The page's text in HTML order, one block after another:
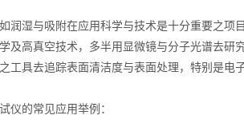
湿与吸附在应用科学与技术是十分重要之项
及高真空技术，多半用显微镜与分子光谱去
工具去追踪表面清洁度与表面处理，特别是电
的常见应用举例：